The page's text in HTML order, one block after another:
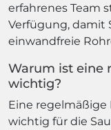
erfahrenes Team
Verfügung, damit
einwandfreie
Warum ist eine
wichtig?
Eine
wichtig für die